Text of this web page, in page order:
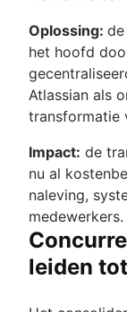
Oplossing:
het hoofd
Atlassian als
transformatie
Impact: de
nu al
naleving,
medewerkers.
leiden